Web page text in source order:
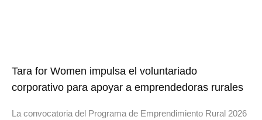
Tara for Women impulsa el voluntariado
corporativo para apoyar a emprendedoras rurales
La convocatoria del Programa de Emprendimiento Rural 2026